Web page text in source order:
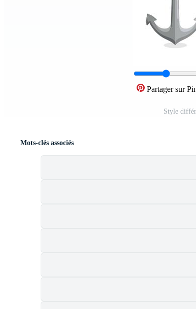
Partager sur
Style
Mots-clés associés